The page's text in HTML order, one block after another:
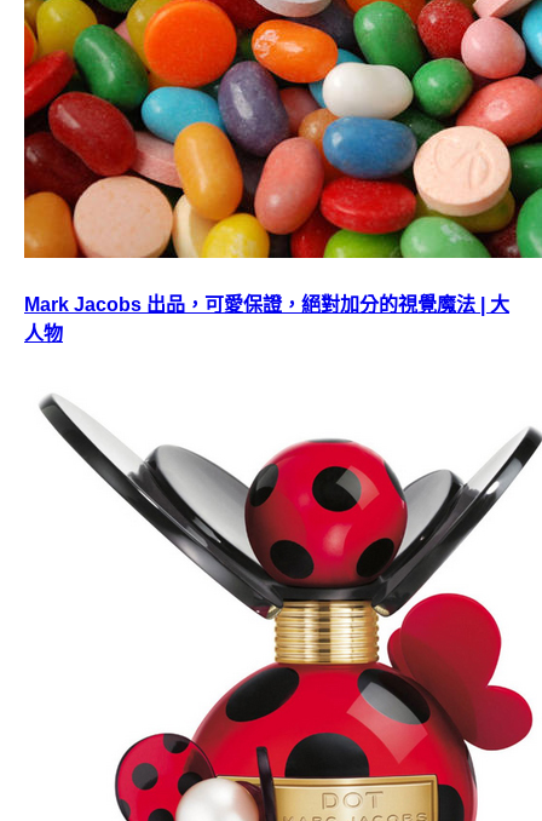
Mark Jacobs 出品，可愛保證，絕對加分的視覺魔法 | 大
人物